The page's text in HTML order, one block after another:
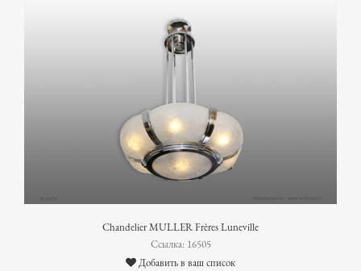
Chandelier MULLER Frères Luneville
Ссылка: 16505
Добавить в ваш список